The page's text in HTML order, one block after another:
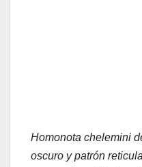
Homonota chelemini
oscuro y patrón